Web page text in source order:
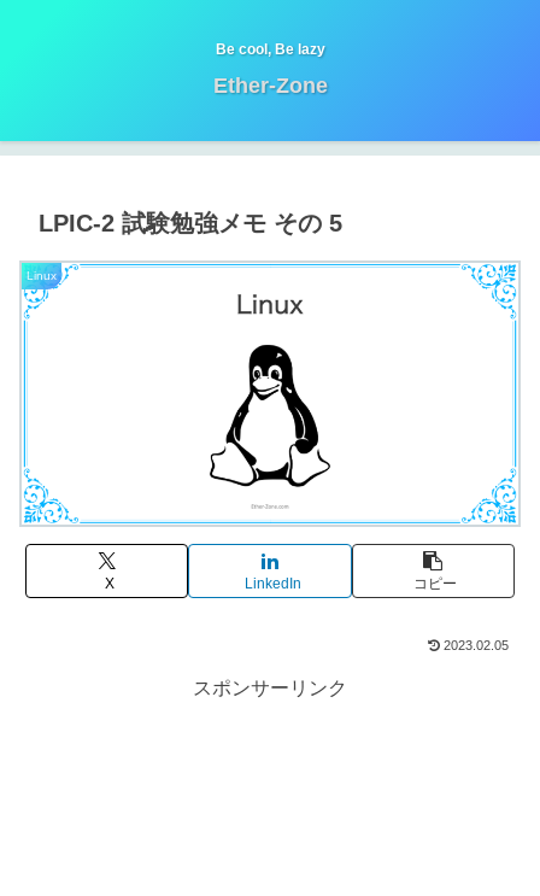
Be cool, Be lazy
Ether-Zone
LPIC-2 試験勉強メモ その 5
Linux
X LinkedIn コピー
2023.02.05
スポンサーリンク